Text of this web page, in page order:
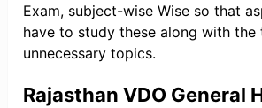
Exam, subject-wise Wise so that
have to study these along with the
unnecessary topics.
Rajasthan VDO General